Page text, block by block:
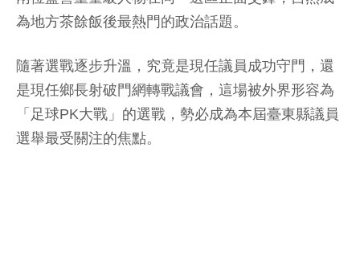
為地方茶餘飯後最熱門的政治話題。
隨著選戰逐步升溫，究竟是現任議員成功守門，還
是現任鄉長射破門網轉戰議會，這場被外界形容為
「足球PK大戰」的選戰，勢必成為本屆臺東縣議員
選舉最受關注的焦點。